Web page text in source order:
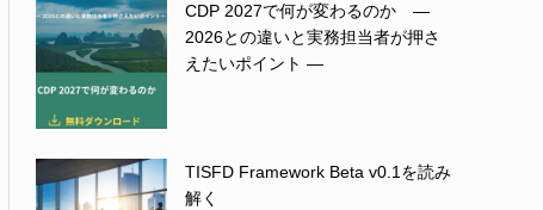
CDP 2027で何が変わるのか ―
2026との違いと実務担当者が押さ
えたいポイント ―
TISFD Framework Beta v0.1を読み
解く